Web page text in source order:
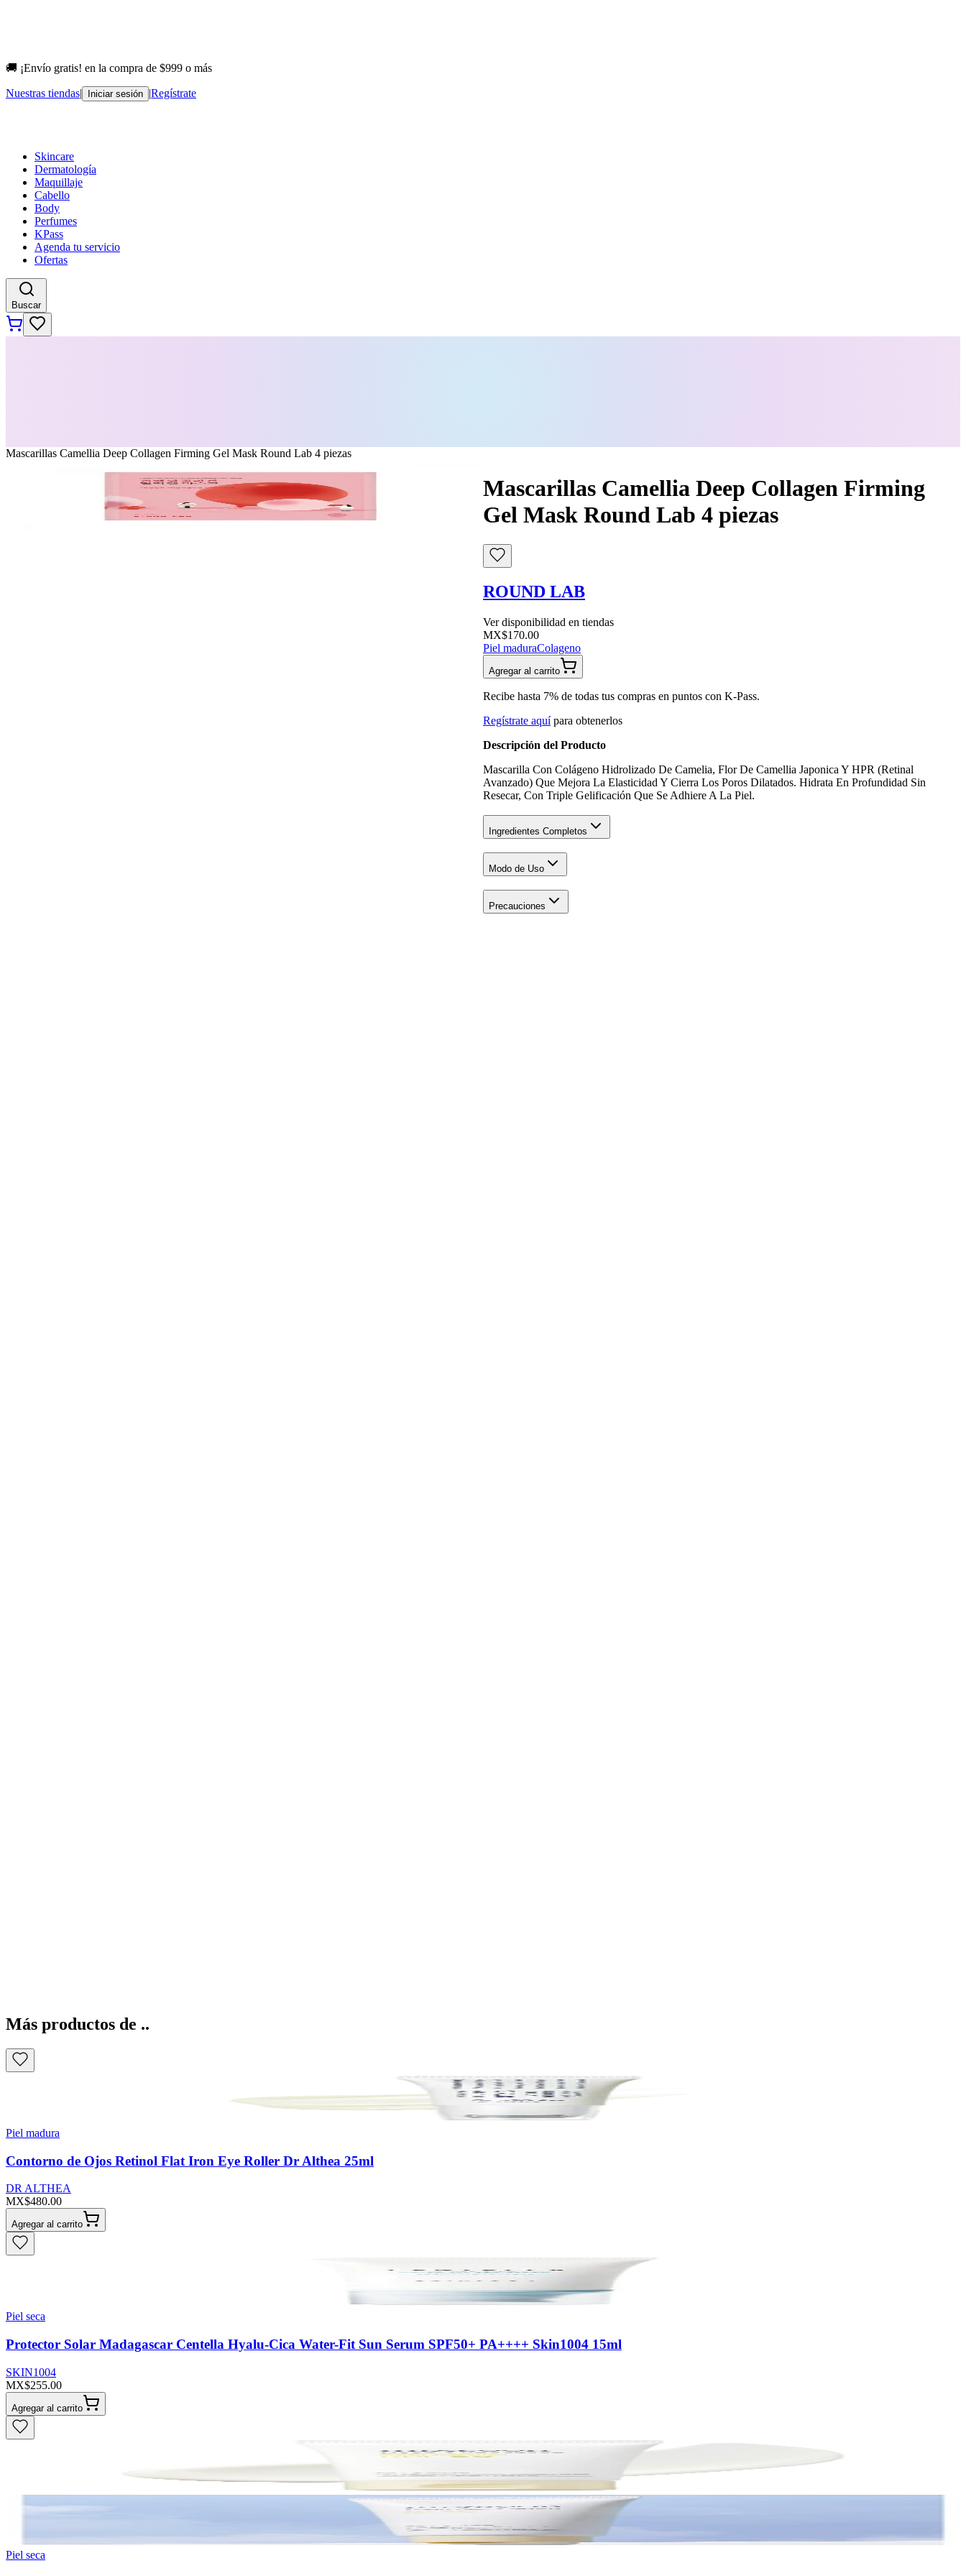
🚚 ¡Envío gratis! en la compra de $999 o más
Nuestras tiendas| Iniciar sesión |Regístrate
Skincare
Dermatología
Maquillaje
Cabello
Body
Perfumes
KPass
Agenda tu servicio
Ofertas
Buscar
Mascarillas Camellia Deep Collagen Firming Gel Mask Round Lab 4 piezas
Mascarillas Camellia Deep Collagen Firming
Gel Mask Round Lab 4 piezas
ROUND LAB
Ver disponibilidad en tiendas
MX$170.00
Piel maduraColageno
Agregar al carrito
Recibe hasta 7% de todas tus compras en puntos con K-Pass.
Regístrate aquí para obtenerlos
Descripción del Producto
Mascarilla Con Colágeno Hidrolizado De Camelia, Flor De Camellia Japonica Y HPR (Retinal
Avanzado) Que Mejora La Elasticidad Y Cierra Los Poros Dilatados. Hidrata En Profundidad Sin
Resecar, Con Triple Gelificación Que Se Adhiere A La Piel.
Ingredientes Completos
Modo de Uso
Precauciones
Más productos de ..
Piel madura
Contorno de Ojos Retinol Flat Iron Eye Roller Dr Althea 25ml
DR ALTHEA
MX$480.00
Agregar al carrito
Piel seca
Protector Solar Madagascar Centella Hyalu-Cica Water-Fit Sun Serum SPF50+ PA++++ Skin1004 15ml
SKIN1004
MX$255.00
Agregar al carrito
Piel seca